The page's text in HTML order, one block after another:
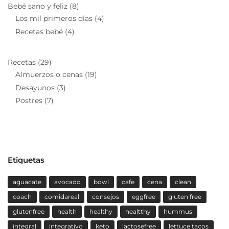
Bebé sano y feliz (8)
Los mil primeros días (4)
Recetas bebé (4)
Recetas (29)
Almuerzos o cenas (19)
Desayunos (3)
Postres (7)
Etiquetas
aguacate avocado bowl cafe cena
clean
coach
comidareal consejos eggfree
gluten free
glutenfree
health healthy healtthy
hummus
integral
integrativo keto lactosefree lettuce tacos